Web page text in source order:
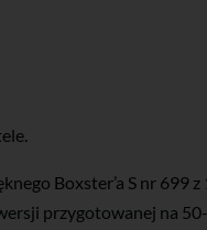
Boxster’a S nr 699
przygotowanej na